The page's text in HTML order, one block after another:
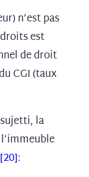
n’est pas
est
de droit
CGI (taux
la
[20]: